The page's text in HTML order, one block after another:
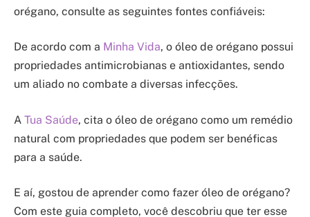
orégano, consulte as seguintes fontes confiáveis:
De acordo com a Minha Vida, o óleo de orégano possui
propriedades antimicrobianas e antioxidantes, sendo
um aliado no combate a diversas infecções.
A Tua Saúde, cita o óleo de orégano como um remédio
natural com propriedades que podem ser benéficas
para a saúde.
E aí, gostou de aprender como fazer óleo de orégano?
Com este guia completo, você descobriu que ter esse